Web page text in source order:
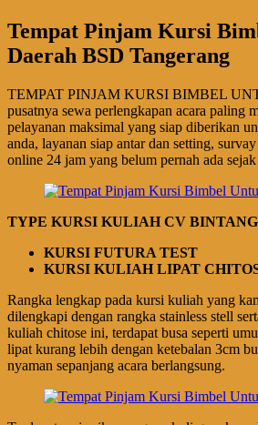
Tempat Pinjam Kursi
Daerah BSD Tangerang
TEMPAT PINJAM KURSI BIMBEL
pusatnya sewa perlengkapan acara paling
pelayanan maksimal yang siap diberikan
anda, layanan siap antar dan setting,
online 24 jam yang belum pernah ada
TYPE KURSI KULIAH CV
KURSI FUTURA TEST
KURSI KULIAH LIPAT
Rangka lengkap pada kursi kuliah yang
dilengkapi dengan rangka stainless stell
kuliah chitose ini, terdapat busa seperti
lipat kurang lebih dengan ketebalan 3cm
nyaman sepanjang acara berlangsung.